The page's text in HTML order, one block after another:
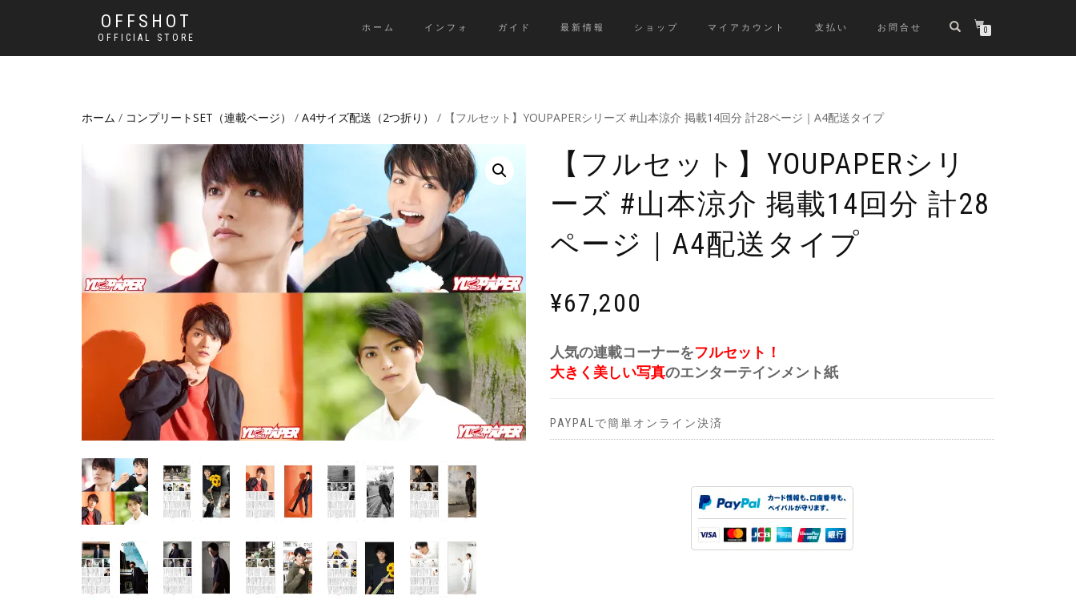
OFFSHOT
OFFICIAL STORE
ホーム インフォ ガイド 最新情報 ショップ マイアカウント 支払い お問合せ 0
ホーム / コンプリートSET（連載ページ） / A4サイズ配送（2つ折り） / 【フルセット】YOUPAPERシリーズ #山本涼介 掲載14回分 計28ページ｜A4配送タイプ
【フルセット】YOUPAPERシリ
ーズ #山本涼介 掲載14回分 計28
ページ｜A4配送タイプ
¥67,200
人気の連載コーナーをフルセット！
大きく美しい写真のエンターテインメント紙
PAYPALで簡単オンライン決済